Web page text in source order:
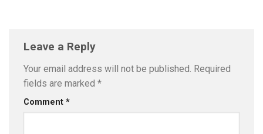
Leave a Reply
Your email address will not be published. Required
fields are marked *
Comment *